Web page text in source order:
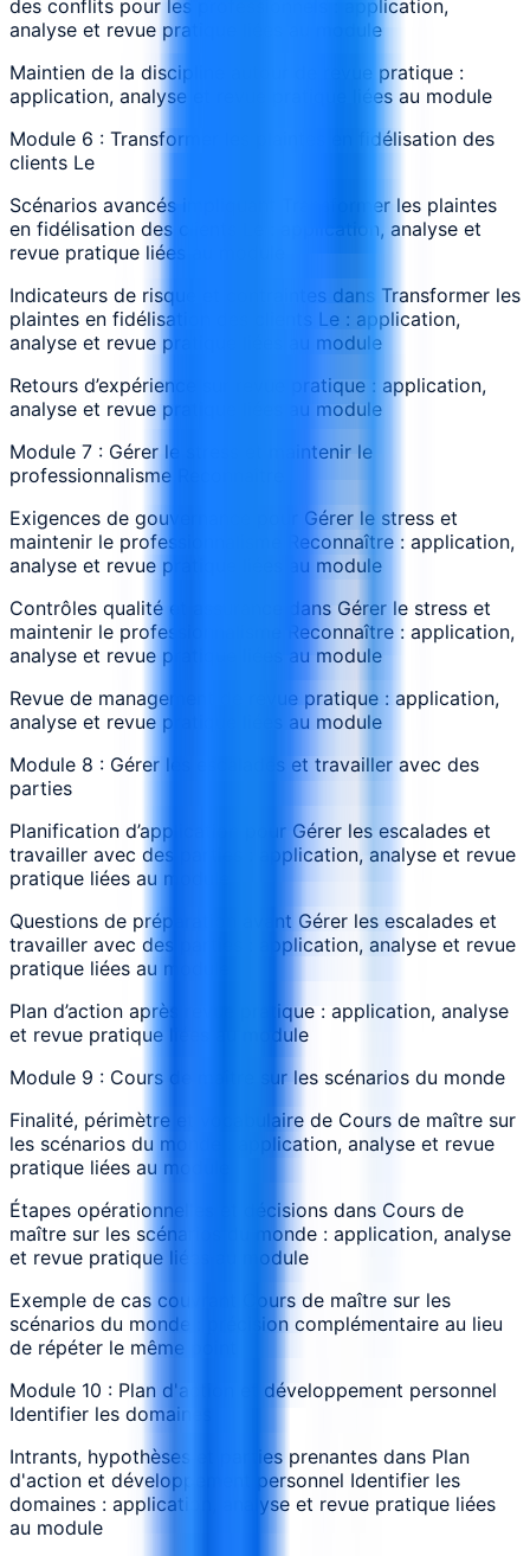
des conflits pour les professionnels : application,
analyse et revue pratique liées au module
Maintien de la discipline autour de revue pratique :
application, analyse et revue pratique liées au module
Module 6 : Transformer les plaintes en fidélisation des
clients Le
Scénarios avancés impliquant Transformer les plaintes
en fidélisation des clients Le : application, analyse et
revue pratique liées au module
Indicateurs de risque et contraintes dans Transformer les
plaintes en fidélisation des clients Le : application,
analyse et revue pratique liées au module
Retours d’expérience sur revue pratique : application,
analyse et revue pratique liées au module
Module 7 : Gérer le stress et maintenir le
professionnalisme Reconnaître
Exigences de gouvernance pour Gérer le stress et
maintenir le professionnalisme Reconnaître : application,
analyse et revue pratique liées au module
Contrôles qualité et assurance dans Gérer le stress et
maintenir le professionnalisme Reconnaître : application,
analyse et revue pratique liées au module
Revue de management de revue pratique : application,
analyse et revue pratique liées au module
Module 8 : Gérer les escalades et travailler avec des
parties
Planification d’application pour Gérer les escalades et
travailler avec des parties : application, analyse et revue
pratique liées au module
Questions de préparation avant Gérer les escalades et
travailler avec des parties : application, analyse et revue
pratique liées au module
Plan d’action après revue pratique : application, analyse
et revue pratique liées au module
Module 9 : Cours de maître sur les scénarios du monde
Finalité, périmètre et vocabulaire de Cours de maître sur
les scénarios du monde : application, analyse et revue
pratique liées au module
Étapes opérationnelles et décisions dans Cours de
maître sur les scénarios du monde : application, analyse
et revue pratique liées au module
Exemple de cas couvrant Cours de maître sur les
scénarios du monde : précision complémentaire au lieu
de répéter le même point
Module 10 : Plan d'action et développement personnel
Identifier les domaines
Intrants, hypothèses et parties prenantes dans Plan
d'action et développement personnel Identifier les
domaines : application, analyse et revue pratique liées
au module